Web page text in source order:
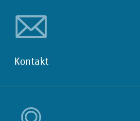
Kontakt